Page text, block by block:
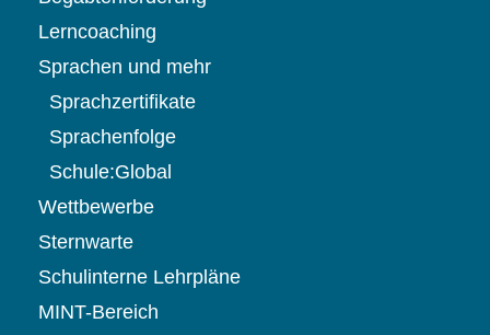
Lerncoaching
Sprachen und mehr
Sprachzertifikate
Sprachenfolge
Schule:Global
Wettbewerbe
Sternwarte
Schulinterne Lehrpläne
MINT-Bereich